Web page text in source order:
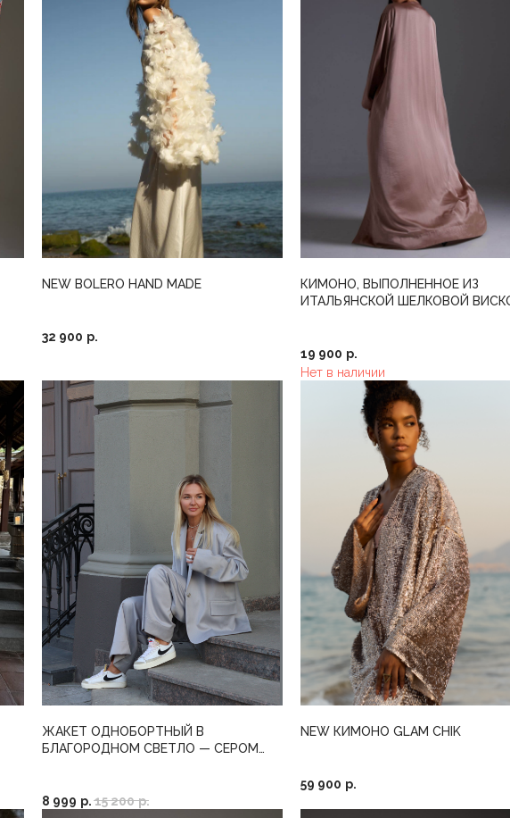
NEW BOLERO HAND MADE
32 900 р.
КИМОНО, ВЫПОЛНЕННОЕ ИЗ
ИТАЛЬЯНСКОЙ ШЕЛКОВОЙ
19 900 р.
Нет в наличии
ЖАКЕТ ОДНОБОРТНЫЙ В
БЛАГОРОДНОМ СВЕТЛО — СЕРОМ
8 999 р. 15 200 р.
NEW КИМОНО GLAM CHIK
59 900 р.